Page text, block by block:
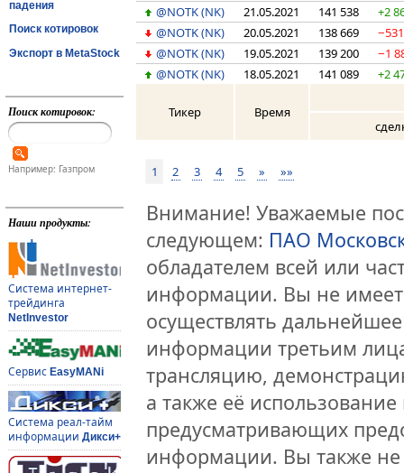
падения
Поиск котировок
Экспорт в MetaStock
Поиск котировок:
Например: Газпром
Наши продукты:
Система интернет-
трейдинга
NetInvestor
Сервис EasyMANi
Система реал-тайм
информации Дикси+
@NOTK (NK)
21.05.2021 141 538
+2
@NOTK (NK)
20.05.2021 138 669
−531
@NOTK (NK)
19.05.2021 139 200
−1
@NOTK (NK)
18.05.2021 141 089 +2
Тикер
Время
1 2 3 4 5 » »»
Внимание! Уважаемые
следующем: ПАО
обладателем всей или
информации. Вы не
осуществлять
информации третьим
трансляцию,
а также её
предусматривающих
информации. Вы также не